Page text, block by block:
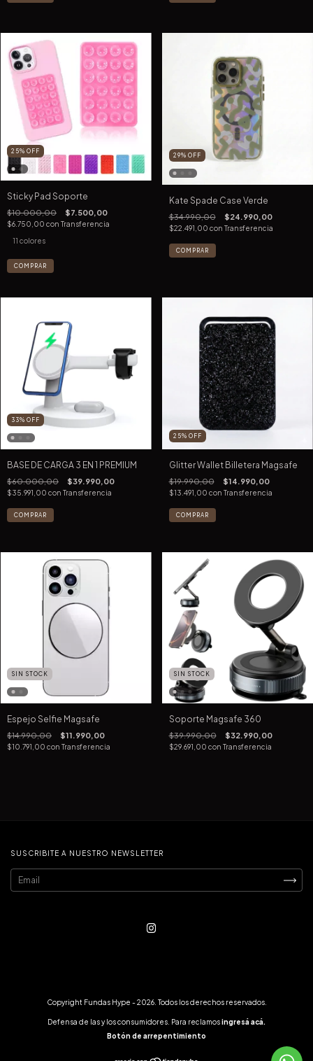
25% OFF
Sticky Pad Soporte
$10.000,00 $7.500,00
$6.750,00 con Transferencia
11 colores
COMPRAR
29% OFF
Kate Spade Case Verde
$34.990,00 $24.990,00
$22.491,00 con Transferencia
COMPRAR
33% OFF
BASE DE CARGA 3 EN 1 PREMIUM
$60.000,00 $39.990,00
$35.991,00 con Transferencia
25% OFF
Glitter Wallet Billetera Magsafe
$19.990,00 $14.990,00
$13.491,00 con Transferencia
SIN STOCK
Espejo Selfie Magsafe
$14.990,00 $11.990,00
$10.791,00 con Transferencia
SIN STOCK
Soporte Magsafe 360
$39.990,00 $32.990,00
$29.691,00 con Transferencia
SUSCRIBITE A NUESTRO NEWSLETTER
Copyright Fundas Hype - 2026. Todos los derechos reservados.
Defensa de las y los consumidores. Para reclamosingresá acá.
Botón de arrepentimiento